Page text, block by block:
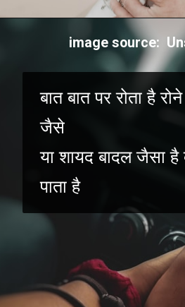
बात बात पर रोता है
जैसे
या शायद बादल जैसा
पाता है
image source: